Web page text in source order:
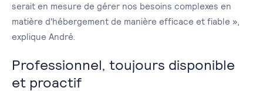
serait en mesure de gérer nos besoins complexes en
matière d'hébergement de manière efficace et fiable »,
explique André.
Professionnel, toujours disponible
et proactif